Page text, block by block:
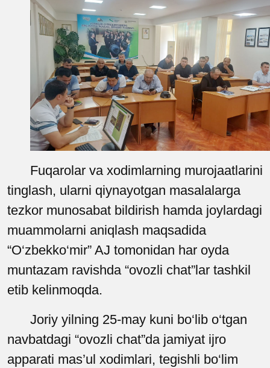
Fuqarolar va xodimlarning murojaatlarini
tinglash, ularni qiynayotgan masalalarga
tezkor munosabat bildirish hamda joylardagi
muammolarni aniqlash maqsadida
“O‘zbekko‘mir” AJ tomonidan har oyda
muntazam ravishda “ovozli chat”lar tashkil
etib kelinmoqda.
Joriy yilning 25-may kuni bo‘lib o‘tgan
navbatdagi “ovozli chat”da jamiyat ijro
apparati mas’ul xodimlari, tegishli bo‘lim